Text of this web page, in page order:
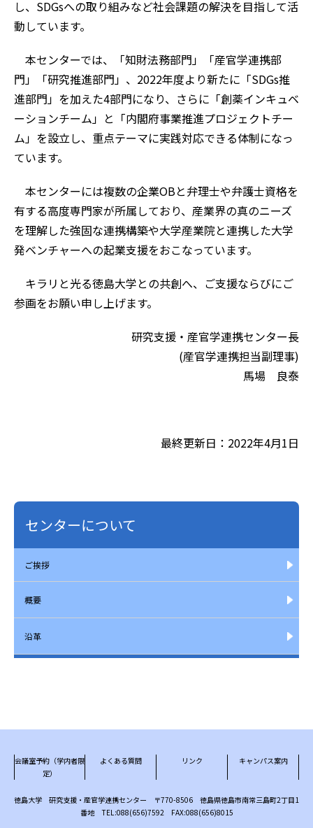
し、SDGsへの取り組みなど社会課題の解決を目指して活
動しています。
本センターでは、「知財法務部門」「産官学連携部
門」「研究推進部門」、2022年度より新たに「SDGs推
進部門」を加えた4部門になり、さらに「創薬インキュベ
ーションチーム」と「内閣府事業推進プロジェクトチー
ム」を設立し、重点テーマに実践対応できる体制になっ
ています。
本センターには複数の企業OBと弁理士や弁護士資格を
有する高度専門家が所属しており、産業界の真のニーズ
を理解した強固な連携構築や大学産業院と連携した大学
発ベンチャーへの起業支援をおこなっています。
キラリと光る徳島大学との共創へ、ご支援ならびにご
参画をお願い申し上げます。
研究支援・産官学連携センター長
(産官学連携担当副理事)
馬場 良泰
最終更新日：2022年4月1日
センターについて
ご挨拶
概要
沿革
会議室予約（学内者限
定）
よくある質問 リンク キャンパス案内
徳島大学 研究支援・産官学連携センター 〒770-8506 徳島県徳島市南常三島町2丁目1
番地 TEL:088(656)7592 FAX:088(656)8015